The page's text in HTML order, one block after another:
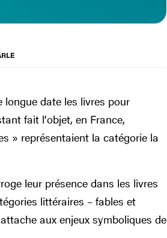
date les livres pour
fait l’objet, en France,
» représentaient la catégorie la
leur présence dans les livres
littéraires – fables et
aux enjeux symboliques de